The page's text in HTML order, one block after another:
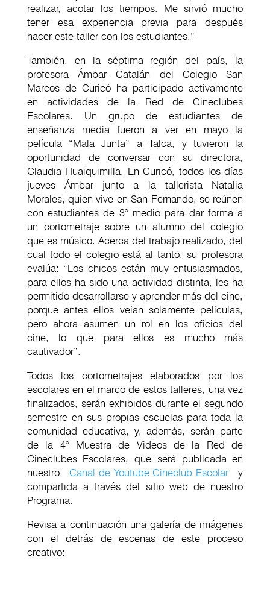
realizar, acotar los tiempos. Me sirvió mucho
tener esa experiencia previa para después
hacer este taller con los estudiantes.”
También, en la séptima región del país, la
profesora Ámbar Catalán del Colegio San
Marcos de Curicó ha participado activamente
en actividades de la Red de Cineclubes
Escolares. Un grupo de estudiantes de
enseñanza media fueron a ver en mayo la
película “Mala Junta” a Talca, y tuvieron la
oportunidad de conversar con su directora,
Claudia Huaiquimilla. En Curicó, todos los días
jueves Ámbar junto a la tallerista Natalia
Morales, quien vive en San Fernando, se reúnen
con estudiantes de 3° medio para dar forma a
un cortometraje sobre un alumno del colegio
que es músico. Acerca del trabajo realizado, del
cual todo el colegio está al tanto, su profesora
evalúa: “Los chicos están muy entusiasmados,
para ellos ha sido una actividad distinta, les ha
permitido desarrollarse y aprender más del cine,
porque antes ellos veían solamente películas,
pero ahora asumen un rol en los oficios del
cine, lo que para ellos es mucho más
cautivador”.
Todos los cortometrajes elaborados por los
escolares en el marco de estos talleres, una vez
finalizados, serán exhibidos durante el segundo
semestre en sus propias escuelas para toda la
comunidad educativa, y, además, serán parte
de la 4° Muestra de Videos de la Red de
Cineclubes Escolares, que será publicada en
nuestro Canal de Youtube Cineclub Escolar
y
compartida a través del sitio web de nuestro
Programa.
Revisa a continuación una galería de imágenes
con el detrás de escenas de este proceso
creativo: